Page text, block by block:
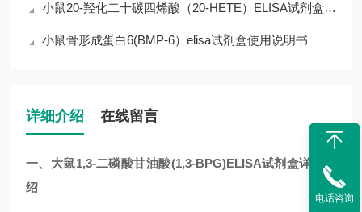
小鼠20-羟化二十碳四烯酸（20-HETE）ELISA试剂盒操作说明
小鼠骨形成蛋白6(BMP-6）elisa试剂盒使用说明书
详细介绍 在线留言
一、 大鼠1,3-二磷酸甘油酸(1,3-BPG)ELISA试剂盒详细介
绍
电话咨询